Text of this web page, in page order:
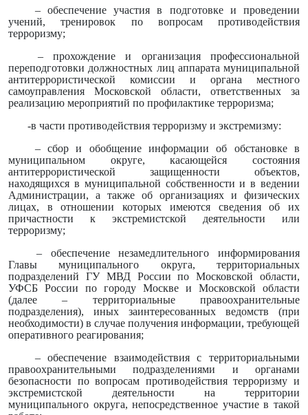
– обеспечение участия в подготовке и проведении
учений, тренировок по вопросам противодействия
терроризму;
– прохождение и организация профессиональной
переподготовки должностных лиц аппарата муниципальной
антитеррористической комиссии и органа местного
самоуправления Московской области, ответственных за
реализацию мероприятий по профилактике терроризма;
-в части противодействия терроризму и экстремизму:
– сбор и обобщение информации об обстановке в
муниципальном округе, касающейся состояния
антитеррористической защищенности объектов,
находящихся в муниципальной собственности и в ведении
Администрации, а также об организациях и физических
лицах, в отношении которых имеются сведения об их
причастности к экстремистской деятельности или
терроризму;
– обеспечение незамедлительного информирования
Главы муниципального округа, территориальных
подразделений ГУ МВД России по Московской области,
УФСБ России по городу Москве и Московской области
(далее – территориальные правоохранительные
подразделения), иных заинтересованных ведомств (при
необходимости) в случае получения информации, требующей
оперативного реагирования;
– обеспечение взаимодействия с территориальными
правоохранительными подразделениями и органами
безопасности по вопросам противодействия терроризму и
экстремистской деятельности на территории
муниципального округа, непосредственное участие в такой